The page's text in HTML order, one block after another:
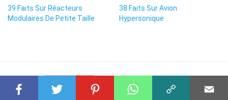
39 Faits Sur Réacteurs
Modulaires De Petite Taille
38 Faits Sur Avion
Hypersonique
© 2023